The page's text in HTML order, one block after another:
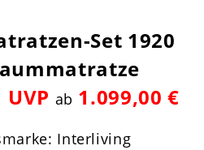
Set 1920
UVP ab 1.099,00 €
Interliving